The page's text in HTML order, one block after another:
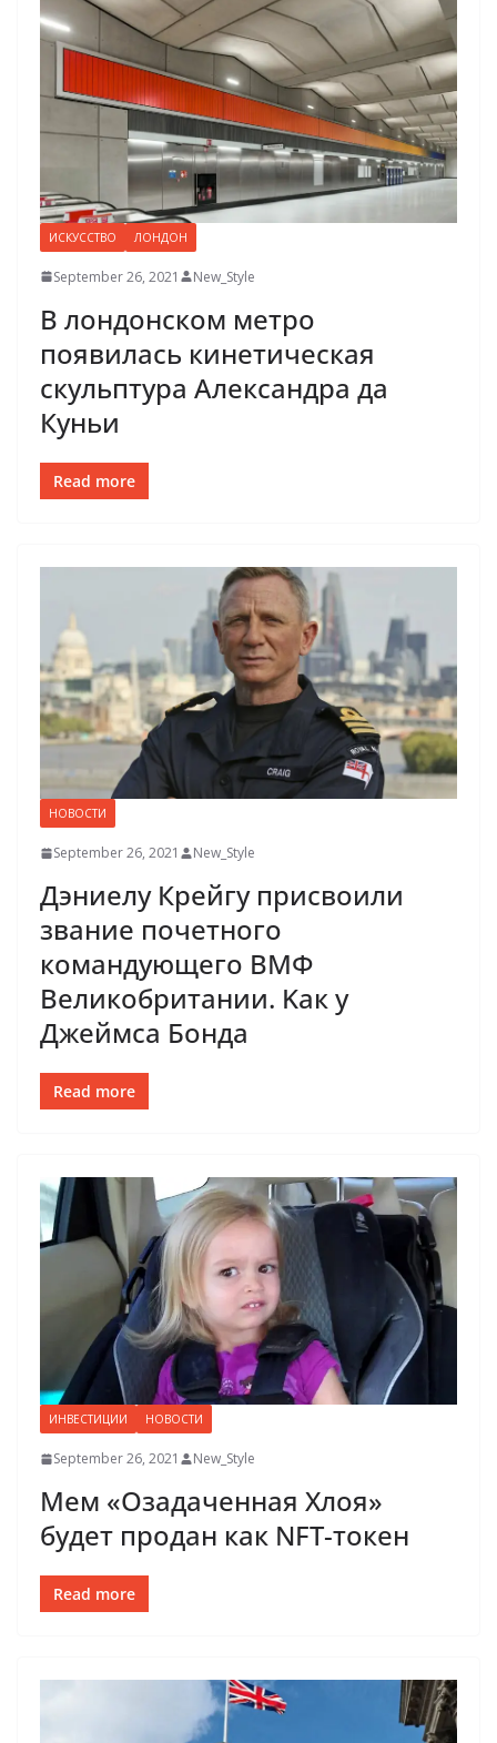
ИСКУССТВО ЛОНДОН
September 26, 2021 New_Style
В лондонском метро
появилась кинетическая
скульптура Александра да
Куньи
Read more
НОВОСТИ
September 26, 2021 New_Style
Дэниелу Крейгу присвоили
звание почетного
командующего ВМФ
Великобритании. Kак у
Джеймса Бонда
Read more
ИНВЕСТИЦИИ НОВОСТИ
September 26, 2021 New_Style
Мем «Озадаченная Хлоя»
будет продан как NFT-токен
Read more